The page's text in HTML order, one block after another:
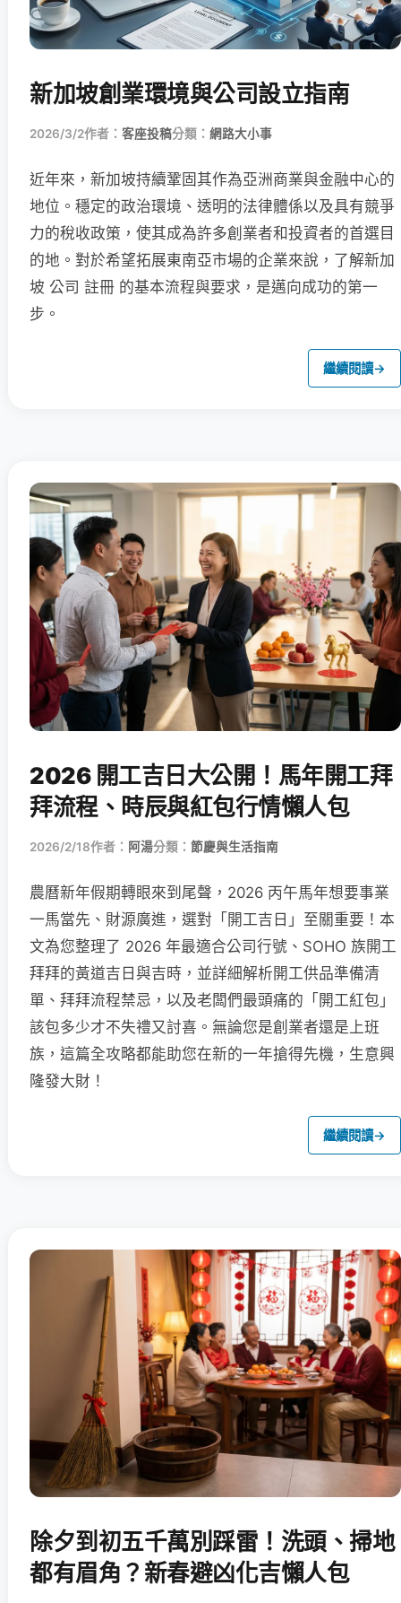
新加坡創業環境與公司設立指南
2026/3/2作者： 客座投稿分類： 網路大小事
近年來，新加坡持續鞏固其作為亞洲商業與金融中心的
地位。穩定的政治環境、透明的法律體係以及具有競爭
力的稅收政策，使其成為許多創業者和投資者的首選目
的地。對於希望拓展東南亞市場的企業來說，了解新加
坡 公司 註冊 的基本流程與要求，是邁向成功的第一
步。
繼續閱讀→
2026 開工吉日大公開！馬年開工拜
拜流程、時辰與紅包行情懶人包
2026/2/18作者： 阿湯分類： 節慶與生活指南
農曆新年假期轉眼來到尾聲，2026 丙午馬年想要事業
一馬當先、財源廣進，選對「開工吉日」至關重要！本
文為您整理了 2026 年最適合公司行號、SOHO 族開工
拜拜的黃道吉日與吉時，並詳細解析開工供品準備清
單、拜拜流程禁忌，以及老闆們最頭痛的「開工紅包」
該包多少才不失禮又討喜。無論您是創業者還是上班
族，這篇全攻略都能助您在新的一年搶得先機，生意興
隆發大財！
繼續閱讀→
除夕到初五千萬別踩雷！洗頭、掃地
都有眉角？新春避凶化吉懶人包